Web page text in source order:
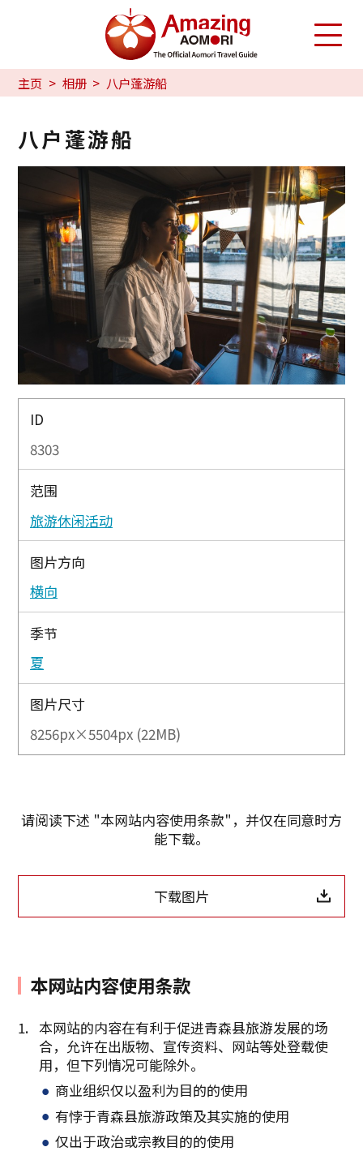
主页 相册 八户蓬游船
八户蓬游船
ID
8303
范围
旅游休闲活动
图片方向
横向
季节
夏
图片尺寸
8256px×5504px (22MB)
请阅读下述 "本网站内容使用条款"，并仅在同意时方
能下载。
下载图片
本网站内容使用条款
本网站的内容在有利于促进青森县旅游发展的场
合，允许在出版物、宣传资料、网站等处登载使
用，但下列情况可能除外。
商业组织仅以盈利为目的的使用
有悖于青森县旅游政策及其实施的使用
仅出于政治或宗教目的的使用
复制链接